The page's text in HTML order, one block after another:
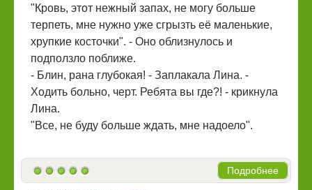
"Кровь, этот нежный запах, не могу больше
терпеть, мне нужно уже сгрызть её маленькие,
хрупкие косточки". - Оно облизнулось и
подползло поближе.
- Блин, рана глубокая! - Заплакала Лина. -
Ходить больно, черт. Ребята вы где?! - крикнула
Лина.
"Все, не буду больше ждать, мне надоело".
Подробнее